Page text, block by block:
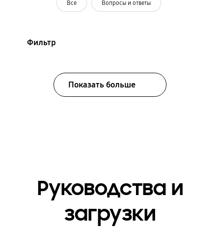
Все Вопросы и ответы
Фильтр
Показать больше
Руководства и
загрузки